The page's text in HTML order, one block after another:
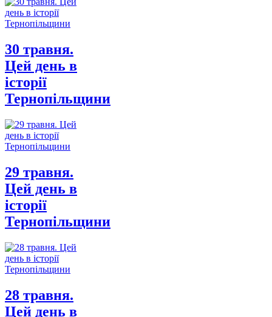
30 травня.
Цей день в
історії
Тернопільщини
29 травня.
Цей день в
історії
Тернопільщини
28 травня.
Цей день в